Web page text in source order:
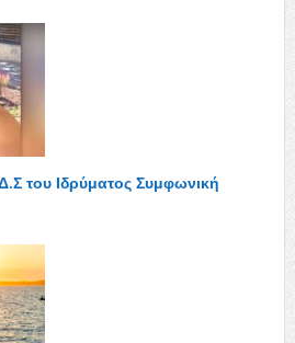
του Ιδρύματος Συμφωνική